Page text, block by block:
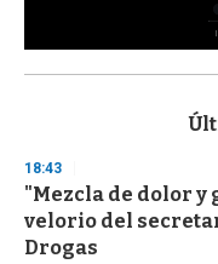
s
d
s
o
f
3
18:43
"Mezcla de dolor
velorio del
Drogas